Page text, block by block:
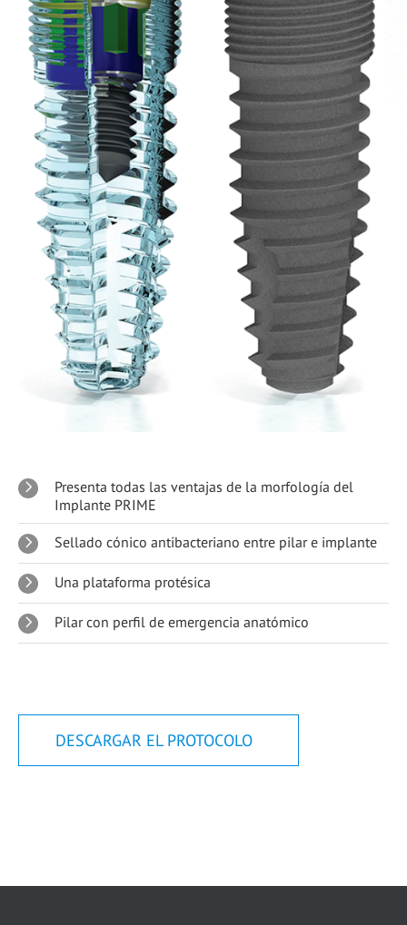
Presenta todas las ventajas de la morfología del
Implante PRIME
Sellado cónico antibacteriano entre pilar e implante
Una plataforma protésica
Pilar con perfil de emergencia anatómico
DESCARGAR EL PROTOCOLO